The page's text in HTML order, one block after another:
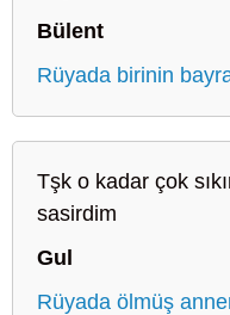
Bülent
Rüyada birinin
Tşk o kadar çok
sasirdim
Gul
Rüyada ölmüş